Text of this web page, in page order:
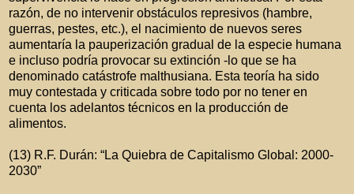
razón, de no intervenir obstáculos represivos (hambre,
guerras, pestes, etc.), el nacimiento de nuevos seres
aumentaría la pauperización gradual de la especie humana
e incluso podría provocar su extinción -lo que se ha
denominado catástrofe malthusiana. Esta teoría ha sido
muy contestada y criticada sobre todo por no tener en
cuenta los adelantos técnicos en la producción de
alimentos.
(13) R.F. Durán: “La Quiebra de Capitalismo Global: 2000-
2030”